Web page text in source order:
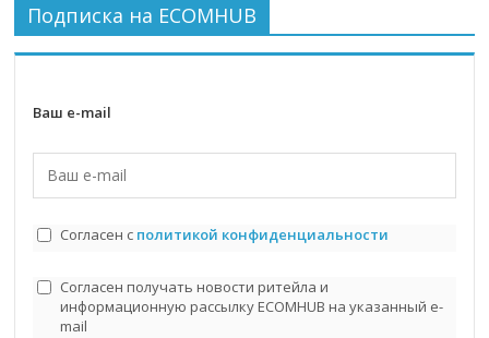
Подписка на ECOMHUB
Ваш e-mail
Согласен с политикой конфиденциальности
Согласен получать новости ритейла и
информационную рассылку ECOMHUB на указанный e-
mail